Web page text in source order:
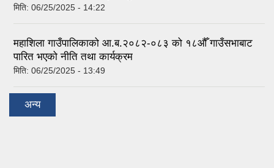
मिति: 06/25/2025 - 14:22
महाशिला गाउँपालिकाको आ.ब.२०८२-०८३ को १८औँ गाउँसभाबाट
पारित भएको नीति तथा कार्यक्रम
मिति: 06/25/2025 - 13:49
अन्य